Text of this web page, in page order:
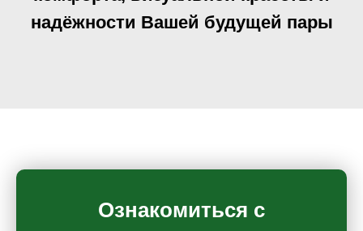
надёжности Вашей будущей пары
Ознакомиться с